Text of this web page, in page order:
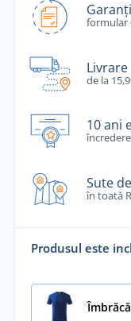
formular
Livrare
de la
10 ani
Sute
în toată
Produsul este